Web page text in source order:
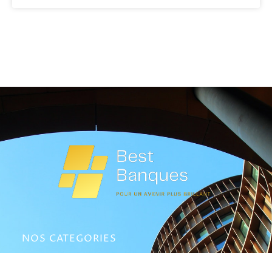
NOS CATEGORIES